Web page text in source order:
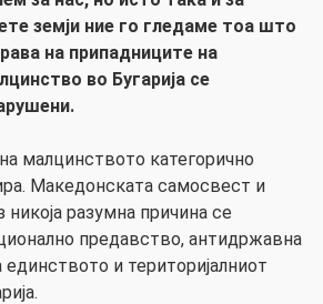
земји ние го гледаме тоа што
на припадниците на
во Бугарија се
малцинството категорично
Македонската самосвест и
разумна причина се
предавство, антидржавна
единството и територијалниот